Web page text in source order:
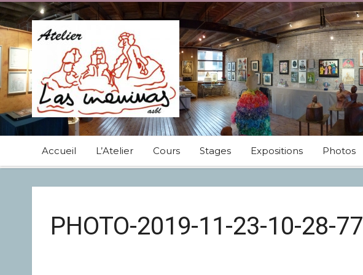
Accueil L’Atelier Cours Stages Expositions Photos
PHOTO-2019-11-23-10-28-77